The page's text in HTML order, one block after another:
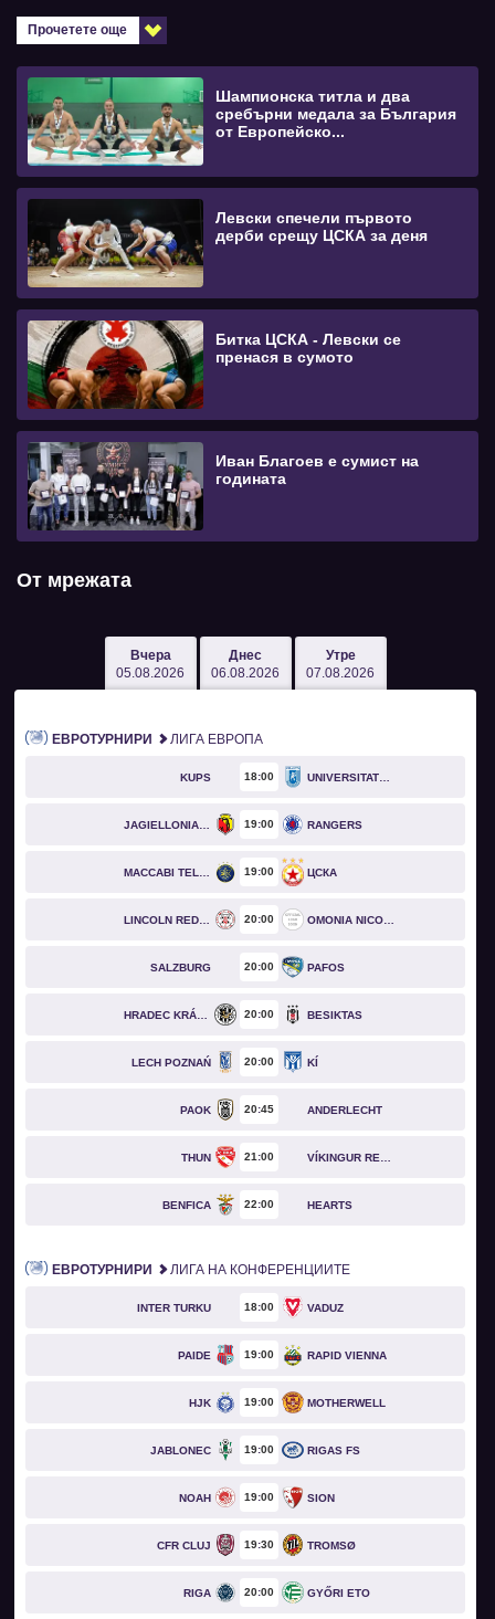
Прочетете още
Шампионска титла и два
сребърни медала за България
от Европейско...
Левски спечели първото
дерби срещу ЦСКА за деня
Битка ЦСКА - Левски се
пренася в сумото
Иван Благоев е сумист на
годината
От мрежата
Вчера
05.08.2026
Днес
06.08.2026
Утре
07.08.2026
ЕВРОТУРНИРИ ЛИГА ЕВРОПА
KUPS 18 00 UNIVERSITATEA CRAIOVA
JAGIELLONIA BIAŁYSTOK 19 00 RANGERS
19 00 ЦСКА
LINCOLN RED IMPS 20 00 OMONIA NICOSIA
SALZBURG 20 00 PAFOS
HRADEC KRÁLOVÉ 20 00 BESIKTAS
LECH POZNAŃ 20 00 KÍ
PAOK 20 45 ANDERLECHT
THUN 21 00
BENFICA 22 00 HEARTS
ЕВРОТУРНИРИ ЛИГА НА КОНФЕРЕНЦИИТЕ
INTER TURKU 18 00 VADUZ
PAIDE 19 00 RAPID VIENNA
HJK 19 00 MOTHERWELL
JABLONEC 19 00 RIGAS FS
NOAH 19 00 SION
CFR CLUJ 19 30 TROMSØ
RIGA 20 00 GYŐRI ETO